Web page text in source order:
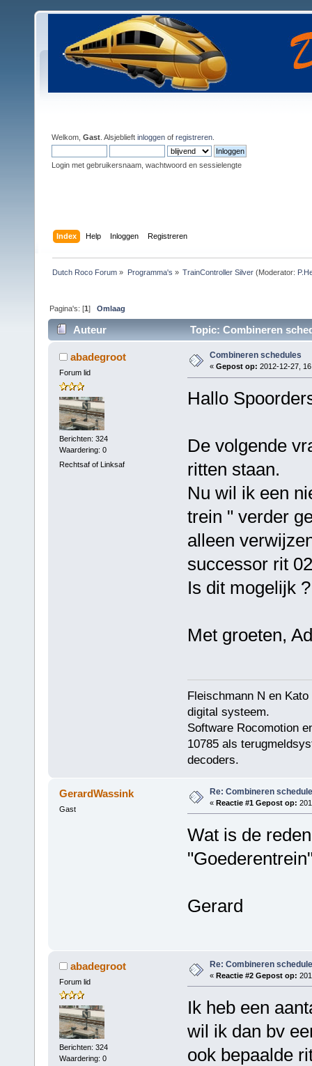
Welkom, Gast . Alsjeblieft inloggen of registreren
Login met gebruikersnaam, wachtwoord en sessielengte
Index Help Inloggen Registreren
Dutch Roco Forum » Programma's » TrainController Silver(Moderator:
Pagina's: [1]Omlaag
Auteur Topic: Combineren
abadegroot
Forum lid
Berichten: 324
Waardering: 0
Rechtsaf of Linksaf
Combineren schedules
« Gepost op: 2012-12-27,
Hallo
De volgende
ritten staan.
Nu wil ik een
trein " verder
alleen
successor rit
Is dit mogelijk ?
Met groeten,
Fleischmann N en
digital systeem.
Software Rocomotion
10785 als
decoders.
GerardWassink
Gast
Re: Combineren
« Reactie #1 Gepost op:
Wat is de
Gerard
abadegroot
Forum lid
Berichten: 324
Waardering: 0
Re: Combineren
« Reactie #2 Gepost op:
Ik heb een
wil ik dan bv
ook bepaalde